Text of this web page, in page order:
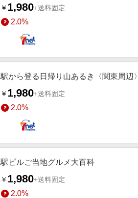
￥ 1,980+送料固定
2.0%
駅から登る日帰り山あるき〈関東周辺〉
￥ 1,980+送料固定
2.0%
駅ビルご当地グルメ大百科
￥ 1,980+送料固定
2.0%